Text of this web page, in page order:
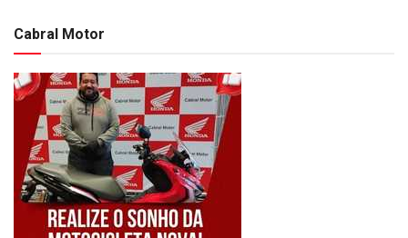
Cabral Motor